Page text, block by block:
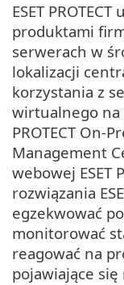
ESET
produktami
serwerach w
lokalizacji
korzystania z
wirtualnego na
PROTECT On-
Management
webowej ESET
rozwiązania
egzekwować
monitorować
reagować na
pojawiające